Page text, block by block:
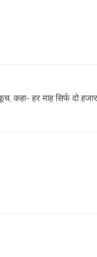
कहा- हर माह सिर्फ दो